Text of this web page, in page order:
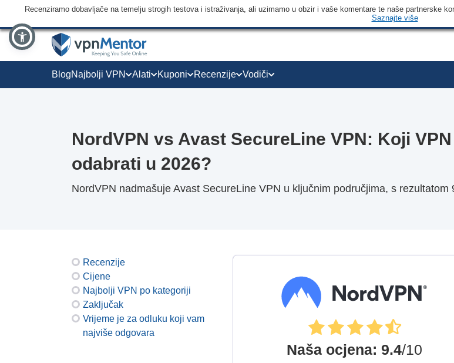
Recenziramo dobavljače na temelju strogih testova i istraživanja, ali uzimamo u obzir i vaše komentare te naše partnerske
Saznajte više
BlogNajbolji VPN Alati Kuponi Recenzije Vodiči
NordVPN vs Avast SecureLine VPN: Koji VPN
odabrati u 2026?
NordVPN nadmašuje Avast SecureLine VPN u ključnim područjima, s rezultatom
Recenzije
Cijene
Najbolji VPN po kategoriji
Zaključak
Vrijeme je za odluku koji vam
najviše odgovara
Naša ocjena: 9.4/10